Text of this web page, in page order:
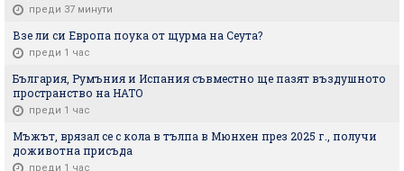
преди 37 минути
Взе ли си Европа поука от щурма на Сеута?
преди 1 час
България, Румъния и Испания съвместно ще пазят въздушното
пространство на НАТО
преди 1 час
Мъжът, врязал се с кола в тълпа в Мюнхен през 2025 г., получи
доживотна присъда
преди 1 час